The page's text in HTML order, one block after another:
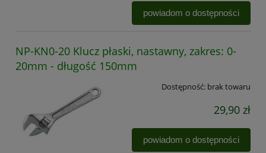
powiadom o dostępności
NP-KN0-20 Klucz płaski, nastawny, zakres: 0-
20mm - długość 150mm
Dostępność: brak towaru
29,90 zł
powiadom o dostępności